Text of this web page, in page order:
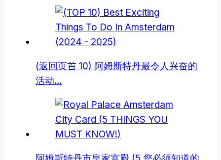
(返回页首 10) 阿姆斯特丹最令人兴奋的
活动…